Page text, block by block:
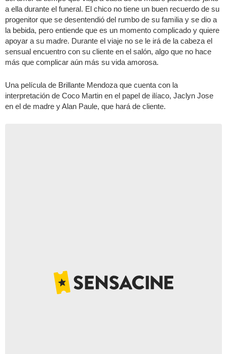
a ella durante el funeral. El chico no tiene un buen recuerdo de su
progenitor que se desentendió del rumbo de su familia y se dio a
la bebida, pero entiende que es un momento complicado y quiere
apoyar a su madre. Durante el viaje no se le irá de la cabeza el
sensual encuentro con su cliente en el salón, algo que no hace
más que complicar aún más su vida amorosa.
Una película de Brillante Mendoza que cuenta con la
interpretación de Coco Martin en el papel de ilíaco, Jaclyn Jose
en el de madre y Alan Paule, que hará de cliente.